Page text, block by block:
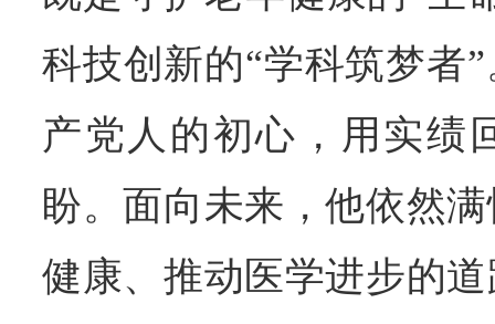
科技创新的“学科筑梦者
产党人的初心，用实绩
盼。面向未来，他依然
健康、推动医学进步的